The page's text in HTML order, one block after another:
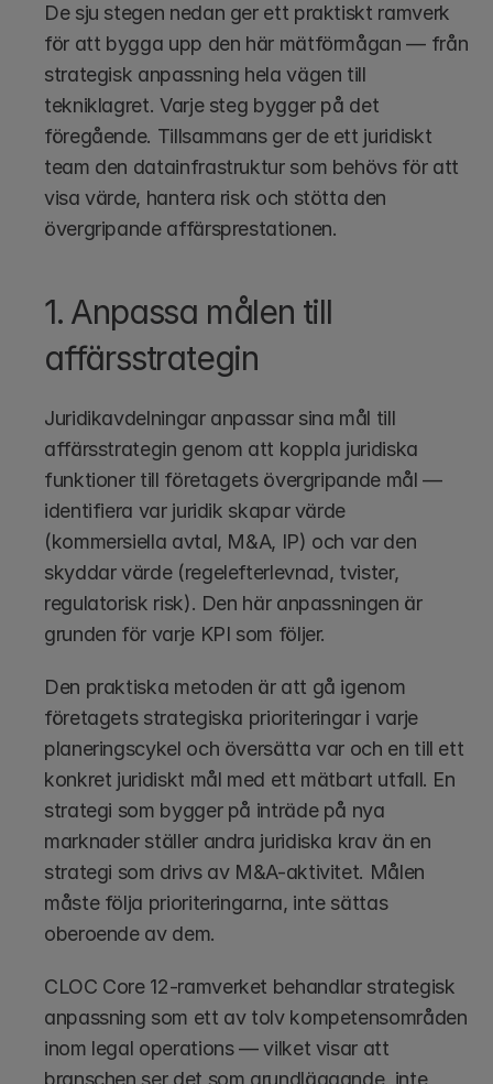
De sju stegen nedan ger ett praktiskt ramverk
för att bygga upp den här mätförmågan — från
strategisk anpassning hela vägen till
tekniklagret. Varje steg bygger på det
föregående. Tillsammans ger de ett juridiskt
team den datainfrastruktur som behövs för att
visa värde, hantera risk och stötta den
övergripande affärsprestationen.
1. Anpassa målen till
affärsstrategin
Juridikavdelningar anpassar sina mål till
affärsstrategin genom att koppla juridiska
funktioner till företagets övergripande mål —
identifiera var juridik skapar värde
(kommersiella avtal, M&A, IP) och var den
skyddar värde (regelefterlevnad, tvister,
regulatorisk risk). Den här anpassningen är
grunden för varje KPI som följer.
Den praktiska metoden är att gå igenom
företagets strategiska prioriteringar i varje
planeringscykel och översätta var och en till ett
konkret juridiskt mål med ett mätbart utfall. En
strategi som bygger på inträde på nya
marknader ställer andra juridiska krav än en
strategi som drivs av M&A-aktivitet. Målen
måste följa prioriteringarna, inte sättas
oberoende av dem.
CLOC Core 12-ramverket behandlar strategisk
anpassning som ett av tolv kompetensområden
inom legal operations — vilket visar att
branschen ser det som grundläggande, inte